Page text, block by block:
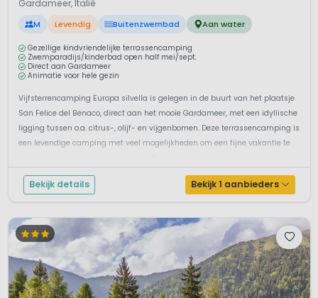
Gardameer, Italië
M Levendig Buitenzwembad Aan water
Gezellige kindvriendelijke terrassencamping
Zwemparadijs/kinderbad open half mei/sept.
Direct aan Gardameer
Animatie voor hele gezin
Vijfsterrencamping Europa silvella is gelegen in de buurt van het plaatsje
San Felice del Benaco, direct aan het mooie Gardameer, met een idyllische
ligging tussen o.a. citrus-, olijf- en vijgenbomen. Deze terrassencamping is
een levendige camping met veel mogelijkheden om een fijne vakantie te
Bekijk details Bekijk 1 aanbieders